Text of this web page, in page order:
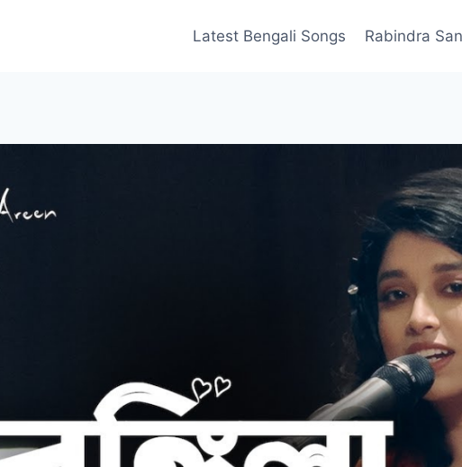
Latest Bengali Songs Rabindra